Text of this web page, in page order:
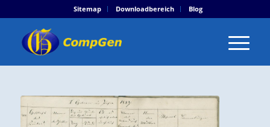
Sitemap Downloadbereich Blog